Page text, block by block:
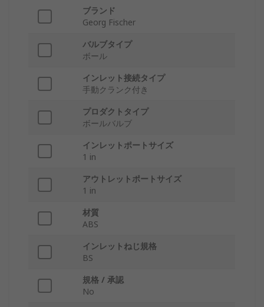
ブランド
Georg Fischer
バルブタイプ
ボール
インレット接続タイプ
手動クランク付き
プロダクトタイプ
ボールバルブ
インレットポートサイズ
1 in
アウトレットポートサイズ
1 in
材質
ABS
インレットねじ規格
BS
規格 / 承認
No